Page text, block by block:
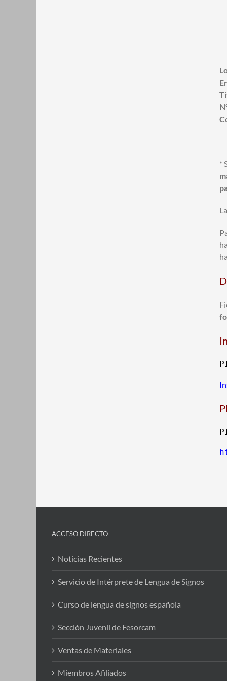
*
ACCESO DIRECTO
Noticias Recientes
Servicio de Intérprete de Lengua de Signos
Curso de lengua de signos española
Sección Juvenil de Fesorcam
Ventas de Materiales
Miembros Afiliados